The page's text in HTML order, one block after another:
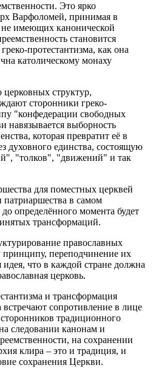
Это ярко
Варфоломей, принимая в
имеющих канонической
становится
протестантизма, как она
католическому монаху
церковных структур,
сторонники греко-
"конфедерации свободных
выборность
которая превратит её в
духовного единства, состоящую
"толков", "движений" и так
для поместных церквей
в самом
определённого момента будет
трансформаций.
православных
переподчинение их
идея, что в каждой стране должна
церковь.
и трансформация
встречают сопротивление в лице
традиционного
следовании канонам и
на сохранении
клира – это и традиция, и
сохранения Церкви.